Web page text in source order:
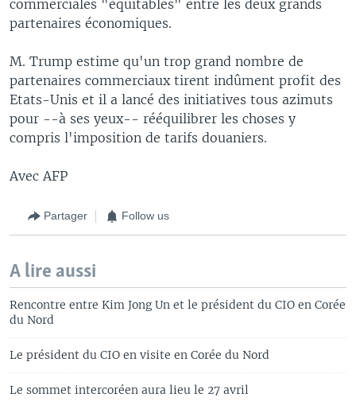
commerciales "équitables" entre les deux grands
partenaires économiques.
M. Trump estime qu'un trop grand nombre de
partenaires commerciaux tirent indûment profit des
Etats-Unis et il a lancé des initiatives tous azimuts
pour --à ses yeux-- rééquilibrer les choses y
compris l'imposition de tarifs douaniers.
Avec AFP
Partager Follow us
A lire aussi
Rencontre entre Kim Jong Un et le président du CIO en Corée
du Nord
Le président du CIO en visite en Corée du Nord
Le sommet intercoréen aura lieu le 27 avril